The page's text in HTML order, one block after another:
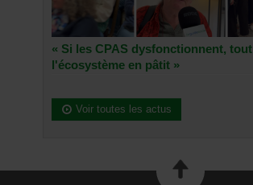
« Si les CPAS dysfonctionnent, tout
l'écosystème en pâtit »
Voir toutes les actus